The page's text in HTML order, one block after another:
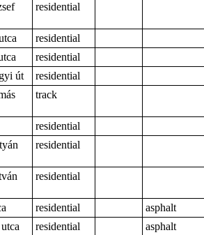
residential
residential
residential
út
residential
track
residential
residential
residential
residential
asphalt
residential
asphalt